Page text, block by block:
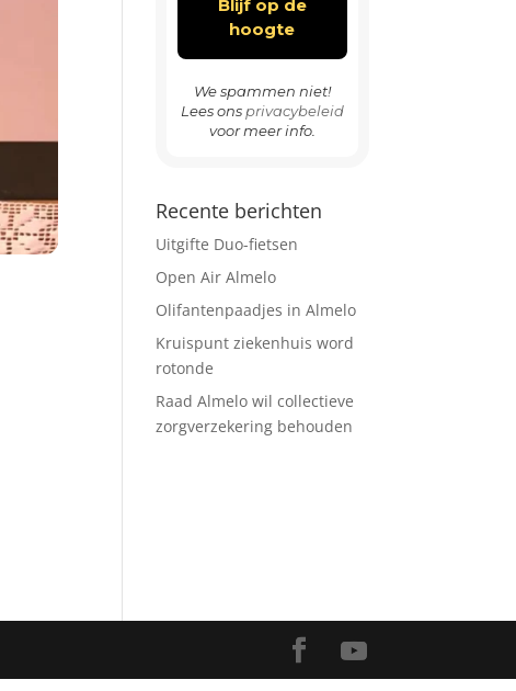
We spammen niet!
Lees ons privacybeleid
voor meer info.
Recente berichten
Uitgifte Duo-fietsen
Open Air Almelo
Olifantenpaadjes in Almelo
Kruispunt ziekenhuis word
rotonde
Raad Almelo wil collectieve
zorgverzekering behouden